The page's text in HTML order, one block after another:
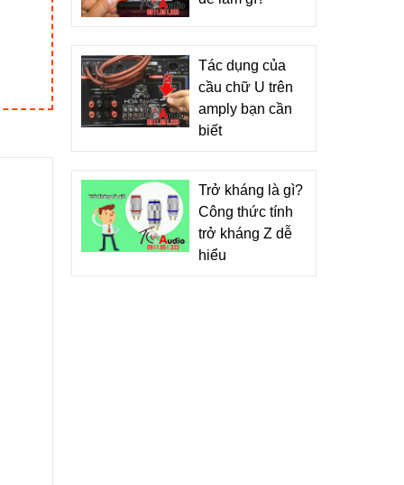
Tác dụng của
cầu chữ U trên
amply bạn cần
biết
Trở kháng là gì?
Công thức tính
trở kháng Z dễ
hiểu